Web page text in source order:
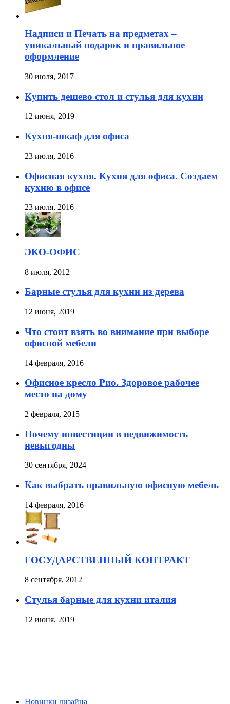
Надписи и Печать на предметах –
уникальный подарок и правильное
оформление
30 июля, 2017
Купить дешево стол и стулья для кухни
12 июня, 2019
Кухня-шкаф для офиса
23 июля, 2016
Офисная кухня. Кухня для офиса. Создаем
кухню в офисе
23 июля, 2016
ЭКО-ОФИС
8 июля, 2012
Барные стулья для кухни из дерева
12 июня, 2019
Что стоит взять во внимание при выборе
офисной мебели
14 февраля, 2016
Офисное кресло Рио. Здоровое рабочее
место на дому
2 февраля, 2015
Почему инвестиции в недвижимость
невыгодны
30 сентября, 2024
Как выбрать правильную офисную мебель
14 февраля, 2016
ГОСУДАРСТВЕННЫЙ КОНТРАКТ
8 сентября, 2012
Стулья барные для кухни италия
12 июня, 2019
Новинки дизайна